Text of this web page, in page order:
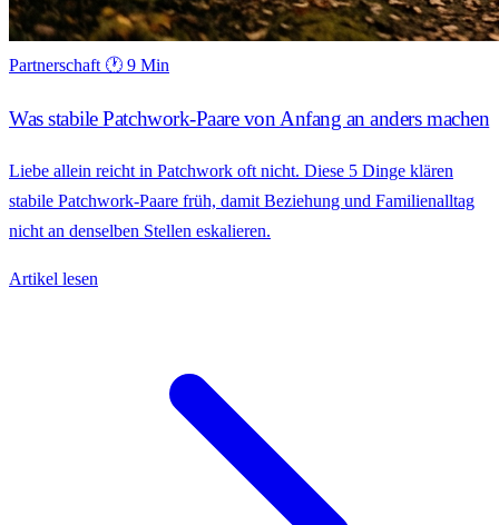
Partnerschaft 🕐 9 Min
Was stabile Patchwork-Paare von Anfang an anders machen
Liebe allein reicht in Patchwork oft nicht. Diese 5 Dinge klären
stabile Patchwork-Paare früh, damit Beziehung und Familienalltag
nicht an denselben Stellen eskalieren.
Artikel lesen